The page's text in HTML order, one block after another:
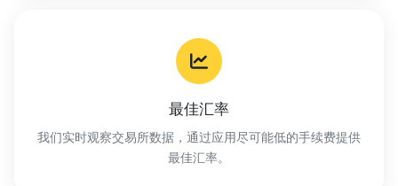
最佳汇率
我们实时观察交易所数据，通过应用尽可能低的手续费提供
最佳汇率。